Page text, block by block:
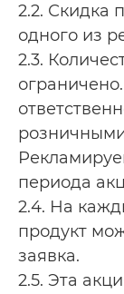
2.2. Скидка
одного из
2.3.
периода
2.4. На
продукт
заявка.
2.5. Эта